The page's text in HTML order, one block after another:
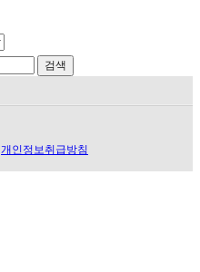
개인정보취급방침